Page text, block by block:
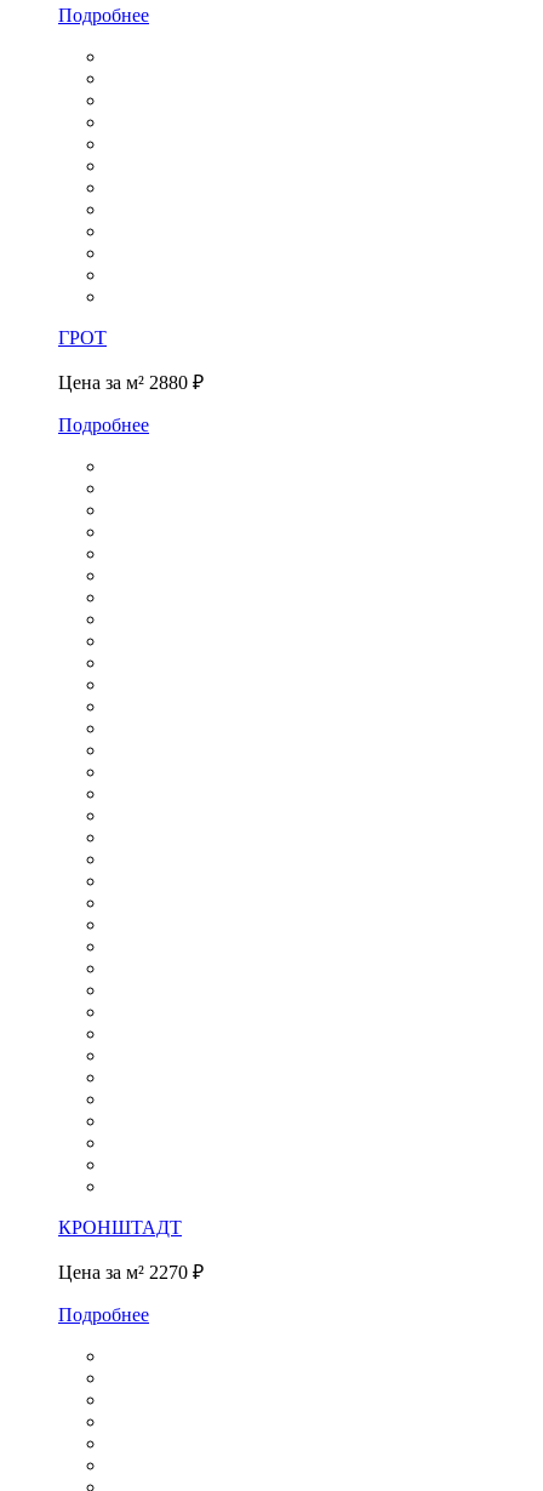
Подробнее
ГРОТ
Цена за м² 2880 ₽
Подробнее
КРОНШТАДТ
Цена за м² 2270 ₽
Подробнее